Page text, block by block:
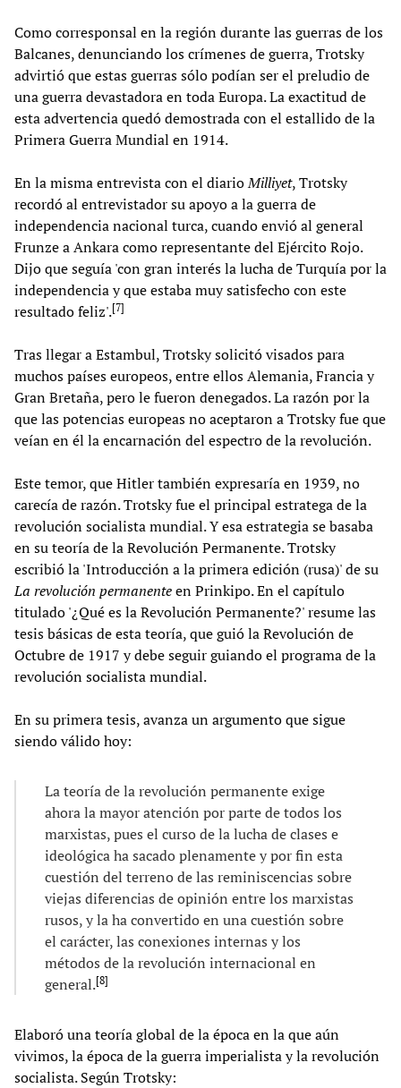
Como corresponsal en la región durante las guerras de los
Balcanes, denunciando los crímenes de guerra, Trotsky
advirtió que estas guerras sólo podían ser el preludio de
una guerra devastadora en toda Europa. La exactitud de
esta advertencia quedó demostrada con el estallido de la
Primera Guerra Mundial en 1914.
En la misma entrevista con el diarioMilliyet, Trotsky
recordó al entrevistador su apoyo a la guerra de
independencia nacional turca, cuando envió al general
Frunze a Ankara como representante del Ejército Rojo.
Dijo que seguía 'con gran interés la lucha de Turquía por la
independencia y que estaba muy satisfecho con este
resultado feliz'.[7]
Tras llegar a Estambul, Trotsky solicitó visados para
muchos países europeos, entre ellos Alemania, Francia y
Gran Bretaña, pero le fueron denegados. La razón por la
que las potencias europeas no aceptaron a Trotsky fue que
veían en él la encarnación del espectro de la revolución.
Este temor, que Hitler también expresaría en 1939, no
carecía de razón. Trotsky fue el principal estratega de la
revolución socialista mundial. Y esa estrategia se basaba
en su teoría de la Revolución Permanente. Trotsky
escribió la 'Introducción a la primera edición (rusa)' de su
La revolución permanenteen Prinkipo. En el capítulo
titulado '¿Qué es la Revolución Permanente?' resume las
tesis básicas de esta teoría, que guió la Revolución de
Octubre de 1917 y debe seguir guiando el programa de la
revolución socialista mundial.
En su primera tesis, avanza un argumento que sigue
siendo válido hoy:
La teoría de la revolución permanente exige
ahora la mayor atención por parte de todos los
marxistas, pues el curso de la lucha de clases e
ideológica ha sacado plenamente y por fin esta
cuestión del terreno de las reminiscencias sobre
viejas diferencias de opinión entre los marxistas
rusos, y la ha convertido en una cuestión sobre
el carácter, las conexiones internas y los
métodos de la revolución internacional en
general.[8]
Elaboró una teoría global de la época en la que aún
vivimos, la época de la guerra imperialista y la revolución
socialista. Según Trotsky: